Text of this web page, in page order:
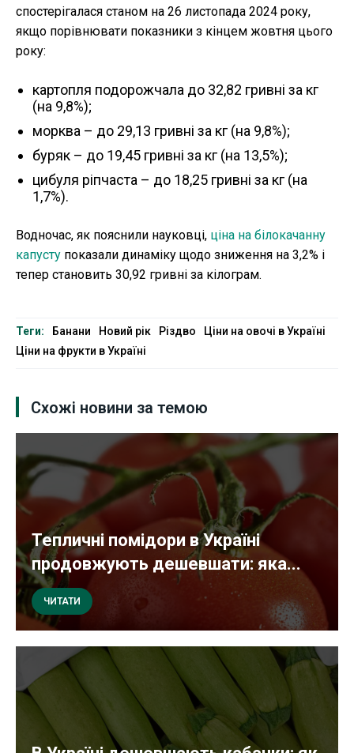
спостерігалася станом на 26 листопада 2024 року,
якщо порівнювати показники з кінцем жовтня цього
року:
картопля подорожчала до 32,82 гривні за кг
(на 9,8%);
морква – до 29,13 гривні за кг (на 9,8%);
буряк – до 19,45 гривні за кг (на 13,5%);
цибуля ріпчаста – до 18,25 гривні за кг (на
1,7%).
Водночас, як пояснили науковці, ціна на білокачанну
капусту показали динаміку щодо зниження на 3,2% і
тепер становить 30,92 гривні за кілограм.
Теги: Банани Новий рік Різдво
Ціни на овочі в Україні
Ціни на фрукти в Україні
Схожі новини за темою
Тепличні помідори в Україні
продовжують дешевшати: яка...
ЧИТАТИ